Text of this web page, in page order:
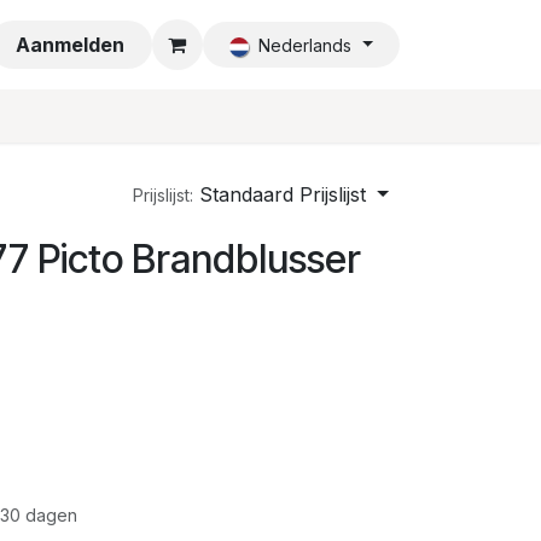
Aanmelden Nederlands
Prijslijst: Standaard Prijslijst
Picto Brandblusser
dagen